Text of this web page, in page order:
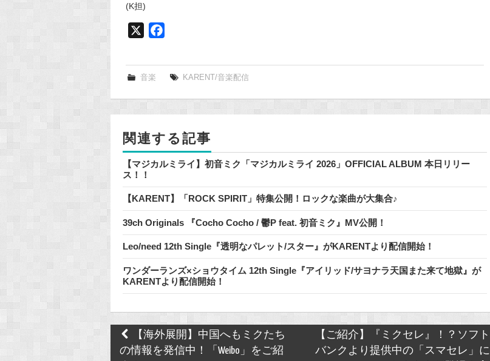
(K担)
k
音楽 KARENT/音楽配信
関連する記事
【マジカルミライ】初音ミク「マジカルミライ 2026」OFFICIAL ALBUM 本日リリー
ス！！
【KARENT】「ROCK SPIRIT」特集公開！ロックな楽曲が大集合♪
39ch Originals 『Cocho Cocho / 鬱P feat. 初音ミク』MV公開！
Leo/need 12th Single『透明なパレット/スター』がKARENTより配信開始！
ワンダーランズ×ショウタイム 12th Single『アイリッド/サヨナラ天国また来て地獄』が
KARENTより配信開始！
Post
navigation
【海外展開】中国へもミクたち
の情報を発信中！「Weibo」をご紹
【ご紹介】『ミクセレ』！？ソフト
バンクより提供中の「スマセレ」に